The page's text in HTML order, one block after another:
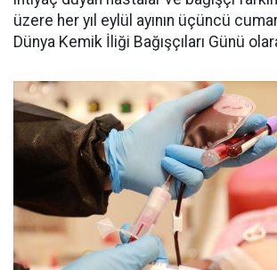
üzere her yıl eylül ayının üçüncü
Dünya Kemik İliği Bağışçıları Günü